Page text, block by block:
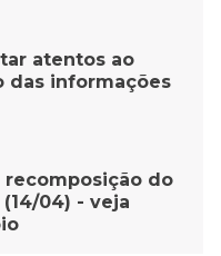
atentos ao
das informações
recomposição do
(14/04) - veja